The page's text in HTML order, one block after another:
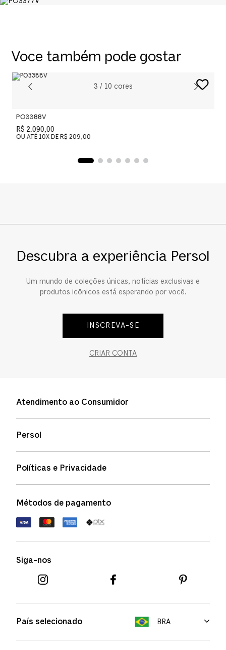
Voce também pode gostar
3 / 10 cores
PO3388V
R$ 2.090,00
OU ATÉ 10X DE R$ 209,00
Descubra a experiência Persol
Um mundo de coleções únicas, notícias exclusivas e
produtos icônicos está esperando por você.
INSCREVA-SE
CRIAR CONTA
Atendimento ao Consumidor
Status de pedidos
Política de garantia
FAQs
Persol
Políticas e Privacidade
Política de devolução
Termos de uso
Métodos de pagamento
Siga-nos
País selecionado BRA